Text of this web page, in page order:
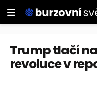
Trump tlačí na
revoluce v